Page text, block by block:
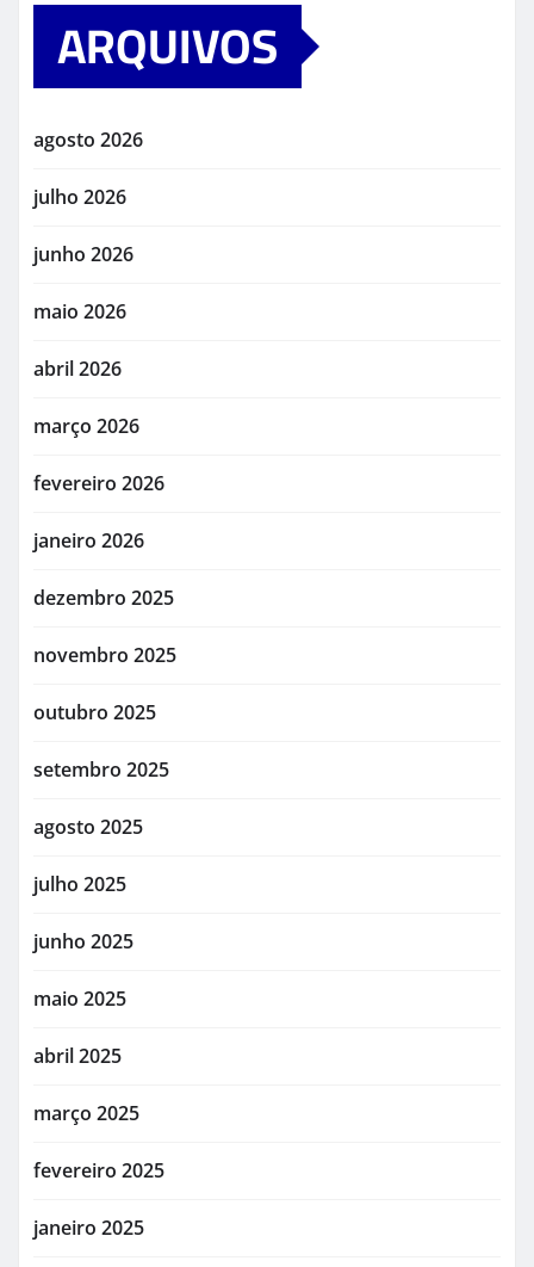
ARQUIVOS
agosto 2026
julho 2026
junho 2026
maio 2026
abril 2026
março 2026
fevereiro 2026
janeiro 2026
dezembro 2025
novembro 2025
outubro 2025
setembro 2025
agosto 2025
julho 2025
junho 2025
maio 2025
abril 2025
março 2025
fevereiro 2025
janeiro 2025